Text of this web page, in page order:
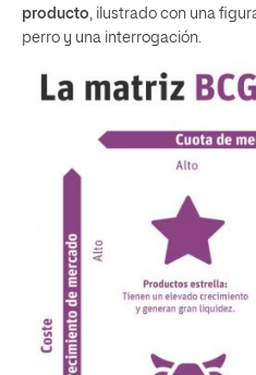
producto, ilustrado con una
perro y una interrogación.